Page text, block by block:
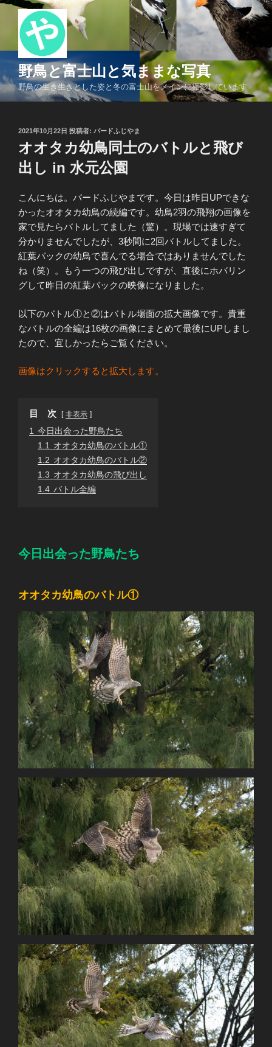
コ
ン
へ
ス
野鳥と富士山と気ままな写真
野鳥の生き生きとした姿と冬の富士山をメインに撮影しています
投
日:
2021年10月22日 投稿者: バードふじやま
オオタカ幼鳥同士のバトルと飛び
出し in 水元公園
こんにちは。バードふじやまです。今日は昨日UPできな
かったオオタカ幼鳥の続編です。幼鳥2羽の飛翔の画像を
家で見たらバトルしてました（驚）。現場では速すぎて
分かりませんでしたが、3秒間に2回バトルしてました。
紅葉バックの幼鳥で喜んでる場合ではありませんでした
ね（笑）。もう一つの飛び出しですが、直後にホバリン
グして昨日の紅葉バックの映像になりました。
以下のバトル①と②はバトル場面の拡大画像です。貴重
なバトルの全編は16枚の画像にまとめて最後にUPしまし
たので、宜しかったらご覧ください。
画像はクリックすると拡大します。
目 次 非表示
1 今日出会った野鳥たち
1.1 オオタカ幼鳥のバトル①
1.2 オオタカ幼鳥のバトル②
1.3 オオタカ幼鳥の飛び出し
1.4 バトル全編
今日出会った野鳥たち
オオタカ幼鳥のバトル①